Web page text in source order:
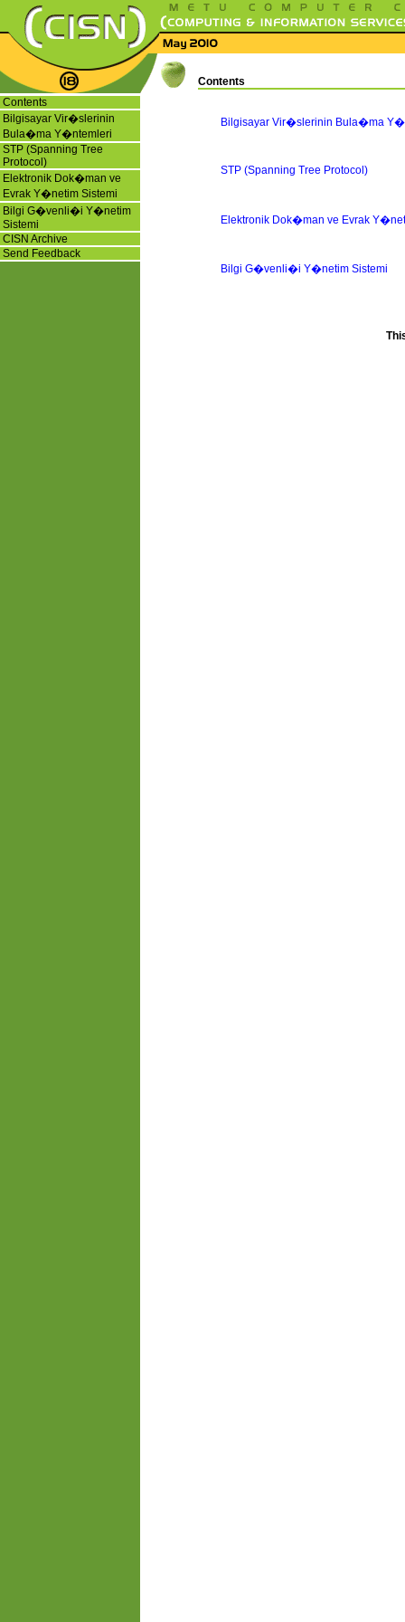
Contents
Contents
Bilgisayar Vir�slerinin
Bula�ma Y�ntemleri
STP (Spanning Tree
Protocol)
Elektronik Dok�man ve
Evrak Y�netim Sistemi
Bilgi G�venli�i Y�netim
Sistemi
CISN Archive
Send Feedback
Bilgisayar Vir�slerinin Bula�ma
STP (Spanning Tree Protocol)
Elektronik Dok�man ve Evrak
Bilgi G�venli�i Y�netim Sistemi